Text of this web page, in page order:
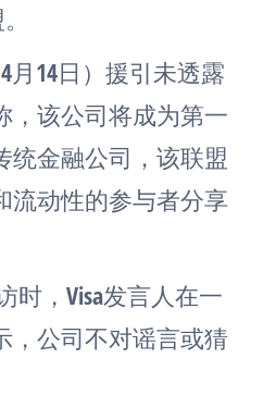
月14日）援引未透露
，该公司将成为第一
统金融公司，该联盟
流动性的参与者分享
时，Visa发言人在一
，公司不对谣言或猜